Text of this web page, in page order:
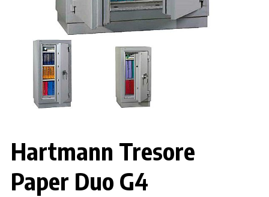
Hartmann Tresore
Paper Duo G4